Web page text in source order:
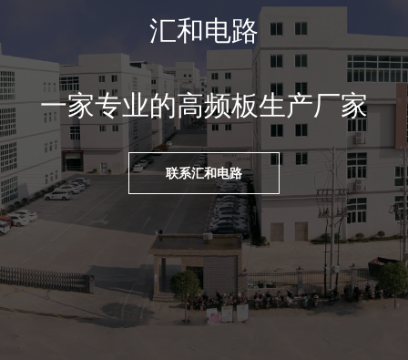
汇和电路
一家专业的高频板生产厂家
联系汇和电路